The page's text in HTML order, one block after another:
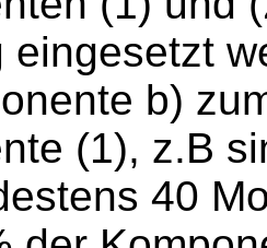
eingesetzt
b)
(1), z.B
40